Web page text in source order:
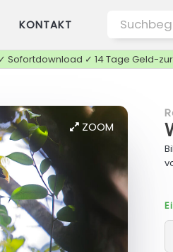
KONTAKT
Sofortdownload ✓ 14 Tage Geld-
ZOOM